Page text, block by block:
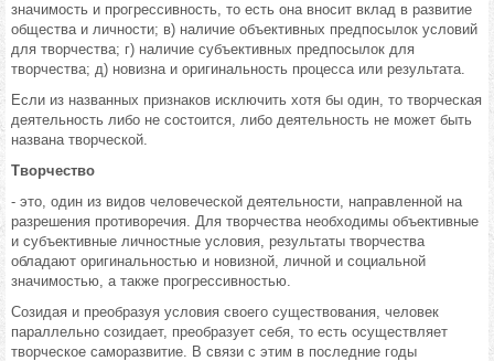
значимость и прогрессивность, то есть она вносит вклад в развитие
общества и личности; в) наличие объективных предпосылок условий
для творчества; г) наличие субъективных предпосылок для
творчества; д) новизна и оригинальность процесса или результата.
Если из названных признаков исключить хотя бы один, то творческая
деятельность либо не состоится, либо деятельность не может быть
названа творческой.
Творчество
- это, один из видов человеческой деятельности, направленной на
разрешения противоречия. Для творчества необходимы объективные
и субъективные личностные условия, результаты творчества
обладают оригинальностью и новизной, личной и социальной
значимостью, а также прогрессивностью.
Созидая и преобразуя условия своего существования, человек
параллельно созидает, преобразует себя, то есть осуществляет
творческое саморазвитие. В связи с этим в последние годы